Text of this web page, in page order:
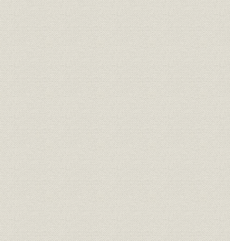
第四章 産業組合中央金庫の設立
第一節 産業組合中央金庫法の制定
第二節 産業組合中央金庫法の性格と特色
第三節 設立手続
第二編 金庫設立より満州事変までの経済不況期(大正十二年~昭和六年)
概説
第一章 金庫設立当初の情勢
第一節 大正末期の経済情勢と農村問題
第二節 産業組合組織の概況
第三節 金庫運営方針の決定
第四節 草創期の金庫業務
第二章 金融恐慌と金庫業務の活発化